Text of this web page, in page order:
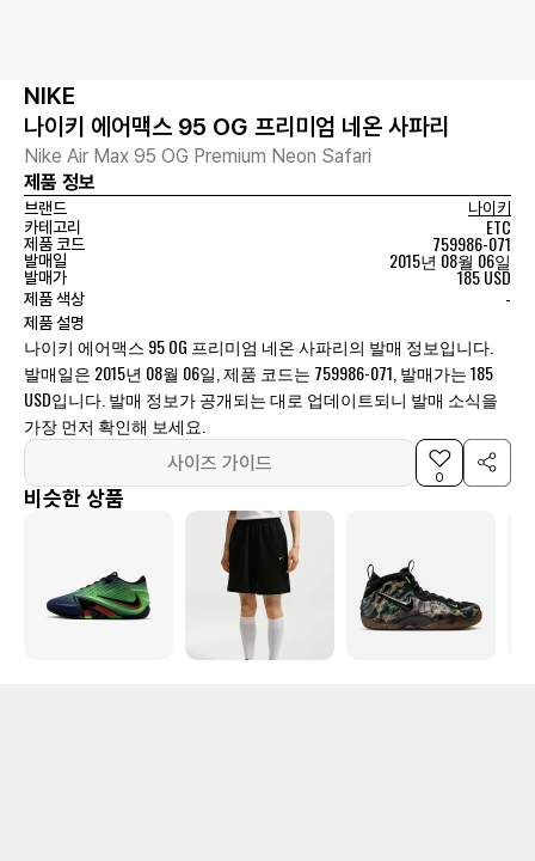
NIKE
나이키 에어맥스 95 OG 프리미엄 네온 사파리
Nike Air Max 95 OG Premium Neon Safari
제품 정보
브랜드
나이키
카테고리
ETC
제품 코드 759986-071
발매일 2015년 08월 06일
발매가 185 USD
제품 색상 -
제품 설명
나이키 에어맥스 95 OG 프리미엄 네온 사파리의 발매 정보입니다.
발매일은 2015년 08월 06일, 제품 코드는 759986-071, 발매가는 185
USD입니다. 발매 정보가 공개되는 대로 업데이트되니 발매 소식을
가장 먼저 확인해 보세요.
사이즈 가이드
0
비슷한 상품